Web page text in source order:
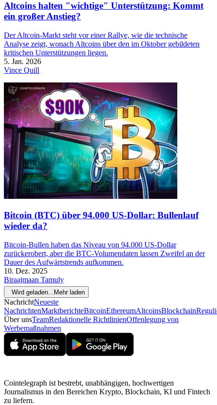
Altcoins halten "wichtige" Unterstützung: Kommt
ein großer Anstieg?
Der Altcoin-Markt steht vor einer Rallye, wie die technische
Analyse zeigt, wonach Altcoins über den im Oktober gebildeten
kritischen Unterstützungen liegen.
5. Jan. 2026
Vince Quill
Bitcoin (BTC) über 94.000 US-Dollar: Bullenlauf
wieder da?
Bitcoin-Bullen haben das Niveau von 94.000 US-Dollar
zurückerobert, aber die BTC-Volumendaten lassen Zweifel an der
Dauer des Aufwärtstrends aufkommen.
10. Dez. 2025
Biraajmaan Tamuly
Wird geladen... Mehr laden
NachrichtNeueste
NachrichtenMarktberichteBitcoinEthereumAltcoinsBlockchain
Über unsTeamRedaktionelle RichtlinienOffenlegung von
Werbemaßnahmen
Cointelegraph ist bestrebt, unabhängigen, hochwertigen
Journalismus in den Bereichen Krypto, Blockchain, KI und Fintech
zu liefern.